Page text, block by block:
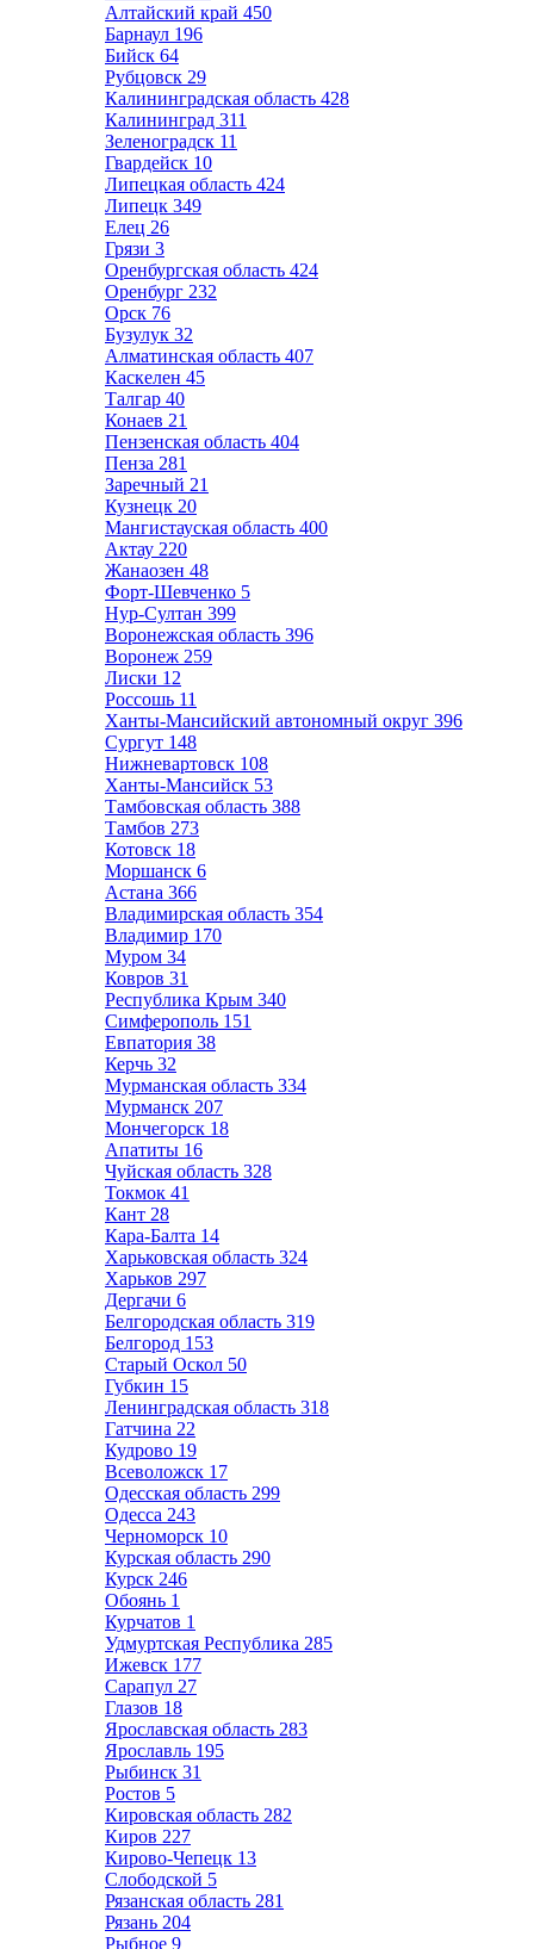
Алтайский край 450
Барнаул 196
Бийск 64
Рубцовск 29
Калининградская область 428
Калининград 311
Зеленоградск 11
Гвардейск 10
Липецкая область 424
Липецк 349
Елец 26
Грязи 3
Оренбургская область 424
Оренбург 232
Орск 76
Бузулук 32
Алматинская область 407
Каскелен 45
Талгар 40
Конаев 21
Пензенская область 404
Пенза 281
Заречный 21
Кузнецк 20
Мангистауская область 400
Актау 220
Жанаозен 48
Форт-Шевченко 5
Нур-Султан 399
Воронежская область 396
Воронеж 259
Лиски 12
Россошь 11
Ханты-Мансийский автономный округ 396
Сургут 148
Нижневартовск 108
Ханты-Мансийск 53
Тамбовская область 388
Тамбов 273
Котовск 18
Моршанск 6
Астана 366
Владимирская область 354
Владимир 170
Муром 34
Ковров 31
Республика Крым 340
Симферополь 151
Евпатория 38
Керчь 32
Мурманская область 334
Мурманск 207
Мончегорск 18
Апатиты 16
Чуйская область 328
Токмок 41
Кант 28
Кара-Балта 14
Харьковская область 324
Харьков 297
Дергачи 6
Белгородская область 319
Белгород 153
Старый Оскол 50
Губкин 15
Ленинградская область 318
Гатчина 22
Кудрово 19
Всеволожск 17
Одесская область 299
Одесса 243
Черноморск 10
Курская область 290
Курск 246
Обоянь 1
Курчатов 1
Удмуртская Республика 285
Ижевск 177
Сарапул 27
Глазов 18
Ярославская область 283
Ярославль 195
Рыбинск 31
Ростов 5
Кировская область 282
Киров 227
Кирово-Чепецк 13
Слободской 5
Рязанская область 281
Рязань 204
Рыбное 9